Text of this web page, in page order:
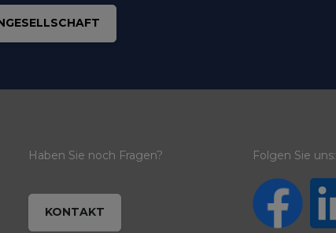
Haben Sie noch Fragen?
KONTAKT
Folgen Sie uns: